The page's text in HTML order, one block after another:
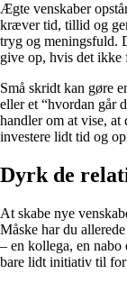
Ægte venskaber
kræver tid, tillid og
tryg og meningsfuld.
give op, hvis det ikke
Små skridt kan gøre
eller et “hvordan går
handler om at vise,
investere lidt tid og
Dyrk de
At skabe nye
Måske har du
– en kollega, en nabo
bare lidt initiativ til